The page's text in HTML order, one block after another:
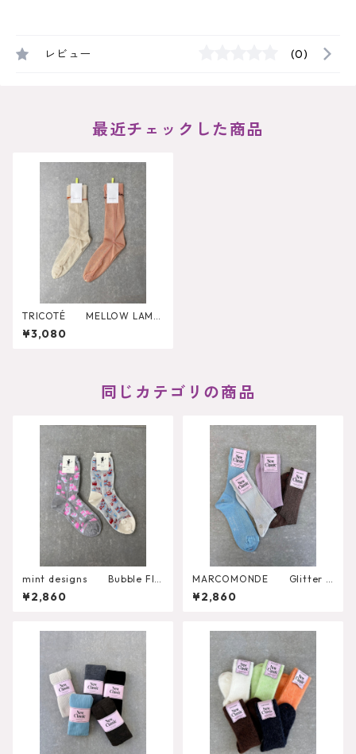
レビュー (0)
最近チェックした商品
TRICOTÉ MELLOW LAME
TULLE SOCKS
¥3,080
同じカテゴリの商品
mint designs Bubble Flo
wer Socks （492SO4LW
04）
¥2,860
MARCOMONDE Glitter R
ibbed Socks
¥2,860